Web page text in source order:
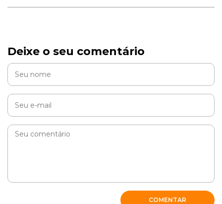
Deixe o seu comentário
COMENTAR